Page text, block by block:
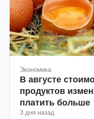
Экономика
В августе
продуктов
платить больше
3 дня назад